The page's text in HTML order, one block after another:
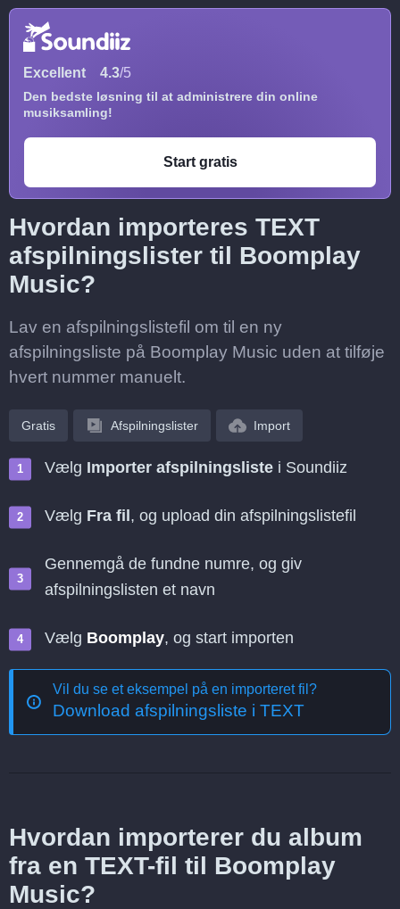
Excellent 4.3/5
Den bedste løsning til at administrere din online
musiksamling!
Start gratis
Hvordan importeres TEXT
afspilningslister til Boomplay
Music?
Lav en afspilningslistefil om til en ny
afspilningsliste på Boomplay Music uden at tilføje
hvert nummer manuelt.
Gratis Afspilningslister Import
Vælg Importer afspilningsliste i Soundiiz
Vælg Fra fil , og upload din afspilningslistefil
Gennemgå de fundne numre, og giv
afspilningslisten et navn
Vælg Boomplay, og start importen
Vil du se et eksempel på en importeret fil?
Download afspilningsliste i TEXT
Hvordan importerer du album
fra en TEXT-fil til Boomplay
Music?